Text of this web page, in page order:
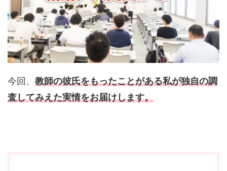
今回、 教師の彼氏をもったことがある私が独自の調
査してみえた実情をお届けします。